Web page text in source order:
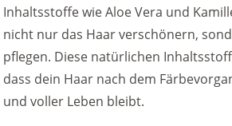
Inhaltsstoffe wie Aloe Vera und
nicht nur das Haar verschönern,
pflegen. Diese natürlichen
dass dein Haar nach dem
und voller Leben bleibt.